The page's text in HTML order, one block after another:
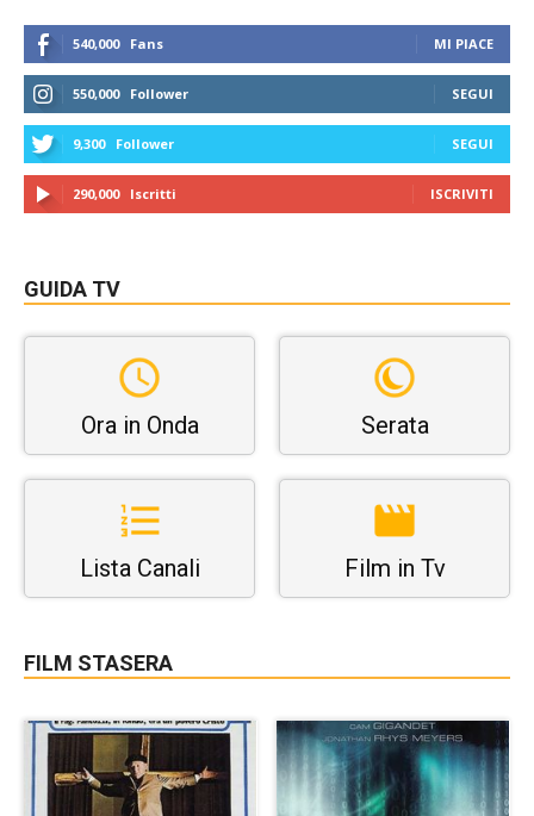
540,000 Fans MI PIACE
550,000 Follower SEGUI
9,300 Follower SEGUI
290,000 Iscritti ISCRIVITI
GUIDA TV
Ora in Onda Serata
Lista Canali Film in Tv
FILM STASERA